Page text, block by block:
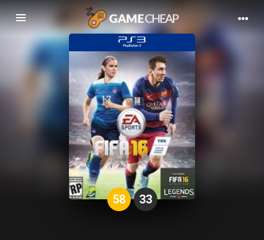
Basculer
la
navigation
58 33